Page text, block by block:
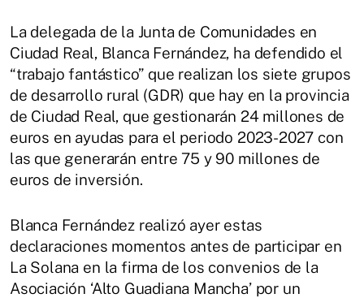
La delegada de la Junta de Comunidades en
Ciudad Real, Blanca Fernández, ha defendido el
“trabajo fantástico” que realizan los siete grupos
de desarrollo rural (GDR) que hay en la provincia
de Ciudad Real, que gestionarán 24 millones de
euros en ayudas para el periodo 2023-2027 con
las que generarán entre 75 y 90 millones de
euros de inversión.
Blanca Fernández realizó ayer estas
declaraciones momentos antes de participar en
La Solana en la firma de los convenios de la
Asociación ‘Alto Guadiana Mancha’ por un